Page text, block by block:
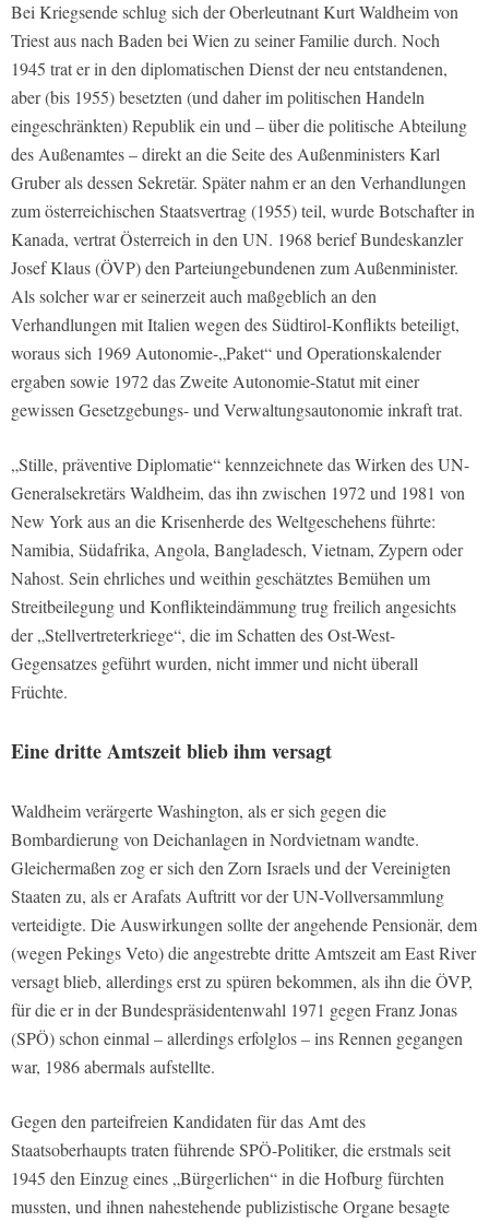
Bei Kriegsende schlug sich der Oberleutnant Kurt Waldheim von
Triest aus nach Baden bei Wien zu seiner Familie durch. Noch
1945 trat er in den diplomatischen Dienst der neu entstandenen,
aber (bis 1955) besetzten (und daher im politischen Handeln
eingeschränkten) Republik ein und – über die politische Abteilung
des Außenamtes – direkt an die Seite des Außenministers Karl
Gruber als dessen Sekretär. Später nahm er an den Verhandlungen
zum österreichischen Staatsvertrag (1955) teil, wurde Botschafter in
Kanada, vertrat Österreich in den UN. 1968 berief Bundeskanzler
Josef Klaus (ÖVP) den Parteiungebundenen zum Außenminister.
Als solcher war er seinerzeit auch maßgeblich an den
Verhandlungen mit Italien wegen des Südtirol-Konflikts beteiligt,
woraus sich 1969 Autonomie-„Paket“ und Operationskalender
ergaben sowie 1972 das Zweite Autonomie-Statut mit einer
gewissen Gesetzgebungs- und Verwaltungsautonomie inkraft trat.
„Stille, präventive Diplomatie“ kennzeichnete das Wirken des UN-
Generalsekretärs Waldheim, das ihn zwischen 1972 und 1981 von
New York aus an die Krisenherde des Weltgeschehens führte:
Namibia, Südafrika, Angola, Bangladesch, Vietnam, Zypern oder
Nahost. Sein ehrliches und weithin geschätztes Bemühen um
Streitbeilegung und Konflikteindämmung trug freilich angesichts
der „Stellvertreterkriege“, die im Schatten des Ost-West-
Gegensatzes geführt wurden, nicht immer und nicht überall
Früchte.
Eine dritte Amtszeit blieb ihm versagt
Waldheim verärgerte Washington, als er sich gegen die
Bombardierung von Deichanlagen in Nordvietnam wandte.
Gleichermaßen zog er sich den Zorn Israels und der Vereinigten
Staaten zu, als er Arafats Auftritt vor der UN-Vollversammlung
verteidigte. Die Auswirkungen sollte der angehende Pensionär, dem
(wegen Pekings Veto) die angestrebte dritte Amtszeit am East River
versagt blieb, allerdings erst zu spüren bekommen, als ihn die ÖVP,
für die er in der Bundespräsidentenwahl 1971 gegen Franz Jonas
(SPÖ) schon einmal – allerdings erfolglos – ins Rennen gegangen
war, 1986 abermals aufstellte.
Gegen den parteifreien Kandidaten für das Amt des
Staatsoberhaupts traten führende SPÖ-Politiker, die erstmals seit
1945 den Einzug eines „Bürgerlichen“ in die Hofburg fürchten
mussten, und ihnen nahestehende publizistische Organe besagte